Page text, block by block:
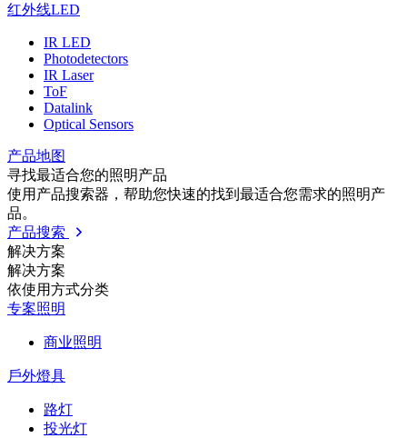
红外线LED
IR LED
Photodetectors
IR Laser
ToF
Datalink
Optical Sensors
产品地图
寻找最适合您的照明产品
使用产品搜索器，帮助您快速的找到最适合您需求的照明产
品。
产品搜索
解决方案
解决方案
依使⽤⽅式分类
专案照明
商业照明
戶外燈具
路灯
投光灯